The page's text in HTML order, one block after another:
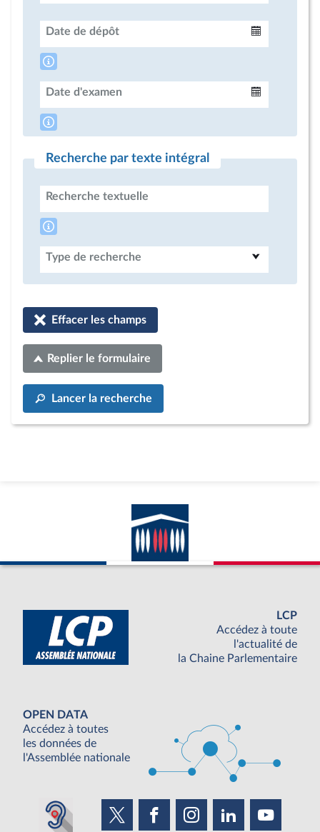
Date de dépôt
Date d'examen
Recherche par texte intégral
Recherche textuelle
Type de recherche
Effacer les champs
Replier le formulaire
Lancer la recherche
LCP
Accédez à toute
l'actualité de
la Chaine Parlementaire
OPEN DATA
Accédez à toutes
les données de
l'Assemblée nationale